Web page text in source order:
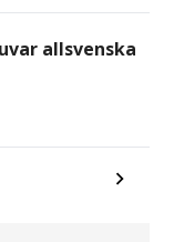
allsvenska